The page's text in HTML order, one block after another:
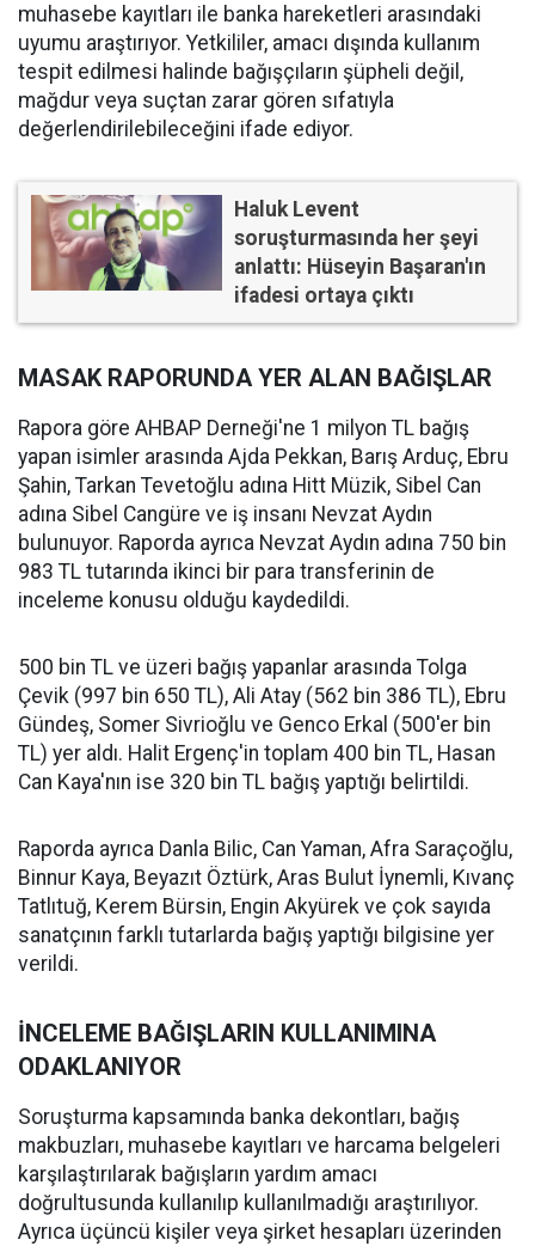
muhasebe kayıtları ile banka hareketleri arasındaki
uyumu araştırıyor. Yetkililer, amacı dışında kullanım
tespit edilmesi halinde bağışçıların şüpheli değil,
mağdur veya suçtan zarar gören sıfatıyla
değerlendirilebileceğini ifade ediyor.
Haluk Levent
soruşturmasında her şeyi
anlattı: Hüseyin Başaran'ın
ifadesi ortaya çıktı
MASAK RAPORUNDA YER ALAN BAĞIŞLAR
Rapora göre AHBAP Derneği'ne 1 milyon TL bağış
yapan isimler arasında Ajda Pekkan, Barış Arduç, Ebru
Şahin, Tarkan Tevetoğlu adına Hitt Müzik, Sibel Can
adına Sibel Cangüre ve iş insanı Nevzat Aydın
bulunuyor. Raporda ayrıca Nevzat Aydın adına 750 bin
983 TL tutarında ikinci bir para transferinin de
inceleme konusu olduğu kaydedildi.
500 bin TL ve üzeri bağış yapanlar arasında Tolga
Çevik (997 bin 650 TL), Ali Atay (562 bin 386 TL), Ebru
Gündeş, Somer Sivrioğlu ve Genco Erkal (500'er bin
TL) yer aldı. Halit Ergenç'in toplam 400 bin TL, Hasan
Can Kaya'nın ise 320 bin TL bağış yaptığı belirtildi.
Raporda ayrıca Danla Bilic, Can Yaman, Afra Saraçoğlu,
Binnur Kaya, Beyazıt Öztürk, Aras Bulut İynemli, Kıvanç
Tatlıtuğ, Kerem Bürsin, Engin Akyürek ve çok sayıda
sanatçının farklı tutarlarda bağış yaptığı bilgisine yer
verildi.
İNCELEME BAĞIŞLARIN KULLANIMINA
ODAKLANIYOR
Soruşturma kapsamında banka dekontları, bağış
makbuzları, muhasebe kayıtları ve harcama belgeleri
karşılaştırılarak bağışların yardım amacı
doğrultusunda kullanılıp kullanılmadığı araştırılıyor.
Ayrıca üçüncü kişiler veya şirket hesapları üzerinden